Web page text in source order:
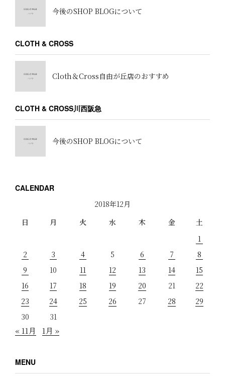
今後のSHOP BLOGについて
CLOTH & CROSS
Cloth＆Cross自由が丘店のおすすめ
CLOTH & CROSS川西阪急
今後のSHOP BLOGについて
CALENDAR
2018年12月
日
月 火 水 木 金
土
1
2
3 4 5 6 7
8
9
10 11 12 13 14
15
16
17 18 19 20 21
22
23
24 25 26 27 28
29
30
31
« 11月 1月 »
MENU